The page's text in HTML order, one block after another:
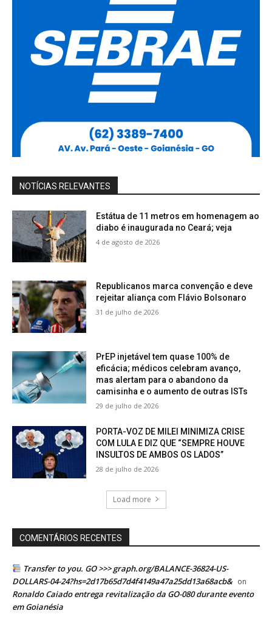
NOTÍCIAS RELEVANTES
Estátua de 11 metros em homenagem ao
diabo é inaugurada no Ceará; veja
4 de agosto de 2026
Republicanos marca convenção e deve
rejeitar aliança com Flávio Bolsonaro
31 de julho de 2026
PrEP injetável tem quase 100% de
eficácia; médicos celebram avanço,
mas alertam para o abandono da
camisinha e o aumento de outras ISTs
29 de julho de 2026
PORTA-VOZ DE MILEI MINIMIZA CRISE
COM LULA E DIZ QUE “SEMPRE HOUVE
INSULTOS DE AMBOS OS LADOS”
28 de julho de 2026
Load more
COMENTÁRIOS RECENTES
Transfer to you. GO >>> graph.org/BALANCE-36824-US-
DOLLARS-04-24?hs=2d17b65d7d4f4149a47a25dd13a68acb& on
Ronaldo Caiado entrega revitalização da GO-080 durante evento
em Goianésia